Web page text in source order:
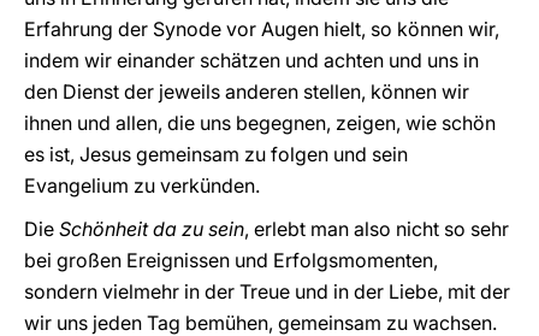
Erfahrung der Synode vor Augen hielt, so können wir,
indem wir einander schätzen und achten und uns in
den Dienst der jeweils anderen stellen, können wir
ihnen und allen, die uns begegnen, zeigen, wie schön
es ist, Jesus gemeinsam zu folgen und sein
Evangelium zu verkünden.
Die Schönheit da zu sein, erlebt man also nicht so sehr
bei großen Ereignissen und Erfolgsmomenten,
sondern vielmehr in der Treue und in der Liebe, mit der
wir uns jeden Tag bemühen, gemeinsam zu wachsen.